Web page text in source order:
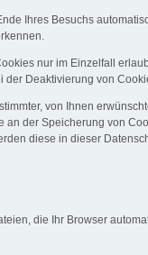
Ihres Besuchs
nur im Einzelfall
Deaktivierung von
von Ihnen
der Speicherung von
diese in dieser
die Ihr Browser